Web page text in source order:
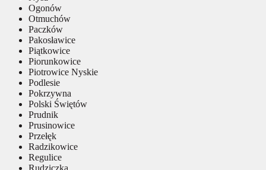
Ogonów
Otmuchów
Paczków
Pakosławice
Piątkowice
Piorunkowice
Piotrowice Nyskie
Podlesie
Pokrzywna
Polski Świętów
Prudnik
Prusinowice
Przełęk
Radzikowice
Regulice
Rudziczka